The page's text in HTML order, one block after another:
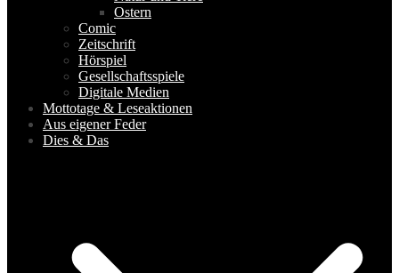
Ostern
Comic
Zeitschrift
Hörspiel
Gesellschaftsspiele
Digitale Medien
Mottotage & Leseaktionen
Aus eigener Feder
Dies & Das